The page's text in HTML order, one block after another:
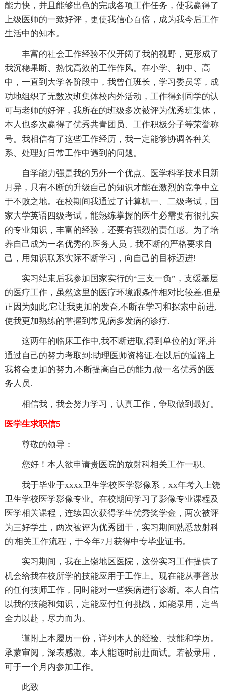
能力快，并且能够出色的完成各项工作任务，使我赢得了
上级医师的一致好评，更使我信心百倍，成为我今后工作
生活中的知本。
丰富的社会工作经验不仅开阔了我的视野，更形成了
我沉稳果断、热忱高效的工作作风。在小学、初中、高
中，一直到大学各阶段中，我曾任班长，学习委员等，成
功地组织了无数次班集体校内外活动，工作得到同学的认
可与老师的好评，我所在的班级多次被评为优秀班集体，
本人也多次赢得了优秀共青团员、工作积极分子等荣誉称
号。我相信有了这些工作经历，我一定能够协调各种关
系、处理好日常工作中遇到的问题。
自学能力强是我的另外一个优点。医学科学技术日新
月异，只有不断的升级自己的知识才能在激烈的竞争中立
于不败之地。在校期间我通过了计算机一、二级考试，国
家大学英语四级考试，能熟练掌握的医生必需要有很扎实
的专业知识，丰富的经验，还要有强烈的责任感。为了培
养自己成为一名优秀的.医务人员，我不断的严格要求自
己，用知识联系实际不断学习，向自己的目标迈进!
实习结束后我参加国家实行的“三支一负”，支缓基层
的医疗工作，虽然这里的医疗环境跟条件相对比较差,但是
正因为如此,它让我更加的发奋,不断在学习和探索中前进,
使我更加熟练的掌握到常见病多发病的诊疗.
这两年的临床工作中,我不断进取,得到单位的好评,并
通过自己的努力考取到:助理医师资格证,在以后的道路上
我将会更加的努力,不断提高自己的能力,做一名优秀的医
务人员.
相信我，我会努力学习，认真工作，争取做到最好。
医学生求职信5
尊敬的领导：
您好！本人欲申请贵医院的放射科相关工作一职。
我于毕业于xxxx卫生学校医学影像系，xx年考入上饶
卫生学校医学影像专业。在校期间学习了影像专业课程及
医学相关课程，连续四次获得学生优秀奖学金，两次被评
为三好学生，两次被评为优秀团干，实习期间熟悉放射科
的'相关工作流程，于今年7月获得中专毕业证书。
实习期间，我在上饶地区医院，这份实习工作提供了
机会给我在校所学的技能应用于工作上。现在能从事普放
的任何技师工作，同时能对一些疾病进行诊断。本人自信
以我的技能和知识，定能应付任何挑战，如能录用，定当
全力以赴，尽力而为。
谨附上本履历一份，详列本人的经验、技能和学历。
承蒙审阅，深表感激。本人能随时前赴面试。若被录用，
可于一个月内参加工作。
此致